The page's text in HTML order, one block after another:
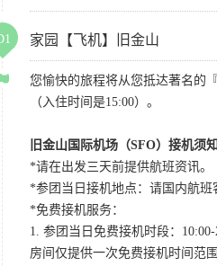
家园【飞机】旧金山
您愉快的旅程将从您抵达著名的
（入住时间是15:00）。
旧金山国际机场（SFO）接机须
*请在出发三天前提供航班资讯。
*参团当日接机地点：请国内航班
*免费接机服务：
1. 参团当日免费接机时段：
房间仅提供一次免费接机时间范